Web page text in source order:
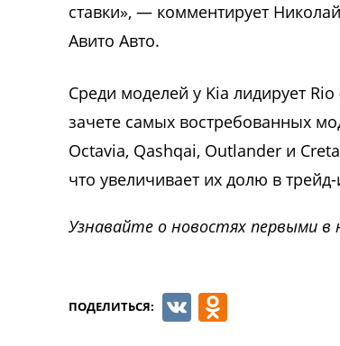
ставки», — комментирует
Авито Авто.
Среди моделей у Kia лидирует
зачете самых востребованных
Octavia, Qashqai, Outlander и
что увеличивает их долю в
Узнавайте о новостях первыми в
ПОДЕЛИТЬСЯ: VK